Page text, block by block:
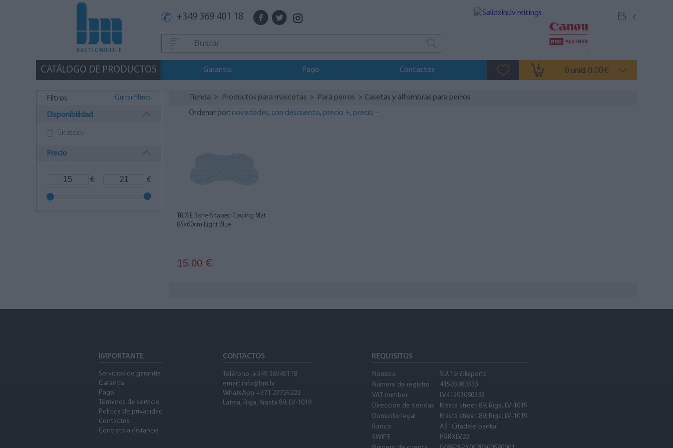
+349 369 401 18 ES
CATÁLOGO DE PRODUCTOS Garantía Pago Contactos 0 unid. 0.00€
Filtros Quitar filtros
Disponibilidad
En stock
Precio
€ €
Tienda > Productos para mascotas > Para perros > Casetas y alfombras para perros
Ordenar por: novedades, con descuento, precio +, precio -
TRIXIE Bone-Shaped Cooling Mat
85x60cm Light Blue
15.00 €
IMPORTANTE
Servicios de garantía
Garantía
Pago
Términos de servicio
Política de privacidad
Contactos
Contrato a distancia
CONTACTOS
Teléfono. +349 36940118
email: info@bm.lv
WhatsApp +371 27725222
Latvia, Riga, Krasta 89, LV-1019
REQUISITOS
Nombre
SIA TehEksperts
Número de registro
41503080333
VAT number
LV41503080333
Dirección de tiendas
Krasta street 89, Riga, LV-1019
Domicilio legal
Krasta street 89, Riga, LV-1019
Banco
AS "Citadele banka"
SWIFT
PARXLV22